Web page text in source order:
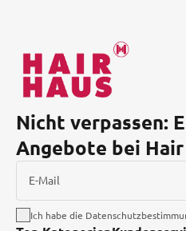
Nicht verpassen:
Angebote bei Hair
E-Mail
Ich habe die